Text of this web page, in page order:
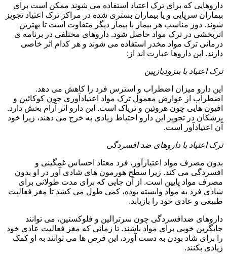
داروهایی که برای ترک اعتیاد استفاده می شوند ممکن است برای
بیماران سرپایی و یا بیماران بستری شده در مراکز ترک اعتیاد تجویز
شوند. دوز مناسب هر بیمار با بیمار دیگر متفاوت است تا بهترین
اثربخشی در ترک مواد حاصل شود. داروهای مختلفی در برنامه ی
درمانی ترک مواد مخدر استفاده می شوند و هر کدام اثر خاصی
دارند. این داروها عبارت اند از:
ترک اعتیاد با بنزودیازپین
این دارو میزان اضطراب و استرس فرد را کاهش می دهد.
اضطراب از عوارض معمول ترک مواد اعتیادآوری چون کوکائین و
افیون هایی چون هروئین و تریاک است. این دارو اثر آرام بخش دارد.
پزشکان در تجویز این دارو احتیاط زیادی به خرج می دهند، زیرا خود
آن اعتیادآور است.
ترک اعتیاد با داروهای ضد افسردگی
بدون مصرف مواد اعتیارآور، فرد معتاد احساس غمگینی و
افسردگی می کند. زیرا سطح هورمون های شادی آور در او بدون
مصرف مواد پایین است. از آن جایی که برای مدت طولانی برای
شادی فرد به مواد وابسته بوده، کمی طول می کشد تا مغز فعالیت
طبیعی و عادی خود را بازیابد.
داروهای ضدافسردگی چون سرترالین و فلوکستین، می توانند
جایگزین خوبی برای مواد باشند. تا زمانی که مغز فعالیت عادی خود
را برای شاد بودن به دست آورد، این قرص ها می توانند به او کمک
زیادی بکنند.